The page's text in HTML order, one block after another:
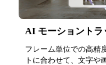
AI モーショントラ
フレーム単位での高精
トに合わせて、文字や